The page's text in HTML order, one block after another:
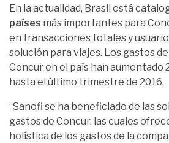
En la actualidad, Brasil está
países más importantes para
en transacciones totales y
solución para viajes. Los gastos
Concur en el país han aumentado
hasta el último trimestre de 2016.
“Sanofi se ha beneficiado de las
gastos de Concur, las cuales
holística de los gastos de la